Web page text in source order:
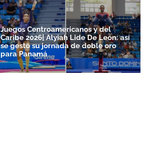
Juegos Centroamericanos y del
Caribe 2026| Alyiah Lide De León: así
se gestó su jornada de doble oro
para Panamá